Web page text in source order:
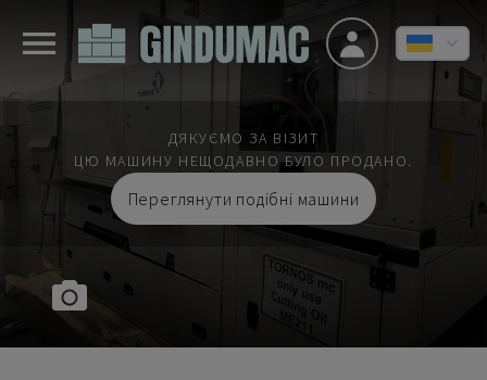
ДЯКУЄМО ЗА ВІЗИТ
ЦЮ МАШИНУ НЕЩОДАВНО БУЛО ПРОДАНО.
Переглянути подібні машини